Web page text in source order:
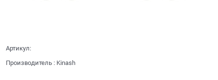
Артикул:
Производитель : Kinash